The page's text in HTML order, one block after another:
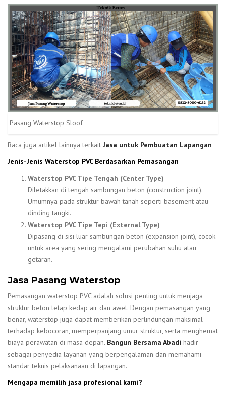
Pasang Waterstop Sloof
Baca juga artikel lainnya terkait Jasa untuk Pembuatan Lapangan
Jenis-Jenis Waterstop PVC Berdasarkan Pemasangan
Waterstop PVC Tipe Tengah (Center Type)
Diletakkan di tengah sambungan beton (construction joint).
Umumnya pada struktur bawah tanah seperti basement atau
dinding tangki.
Waterstop PVC Tipe Tepi (External Type)
Dipasang di sisi luar sambungan beton (expansion joint), cocok
untuk area yang sering mengalami perubahan suhu atau
getaran.
Jasa Pasang Waterstop
Pemasangan waterstop PVC adalah solusi penting untuk menjaga
struktur beton tetap kedap air dan awet. Dengan pemasangan yang
benar, waterstop juga dapat memberikan perlindungan maksimal
terhadap kebocoran, memperpanjang umur struktur, serta menghemat
biaya perawatan di masa depan. Bangun Bersama Abadi hadir
sebagai penyedia layanan yang berpengalaman dan memahami
standar teknis pelaksanaan di lapangan.
Mengapa memilih jasa profesional kami?